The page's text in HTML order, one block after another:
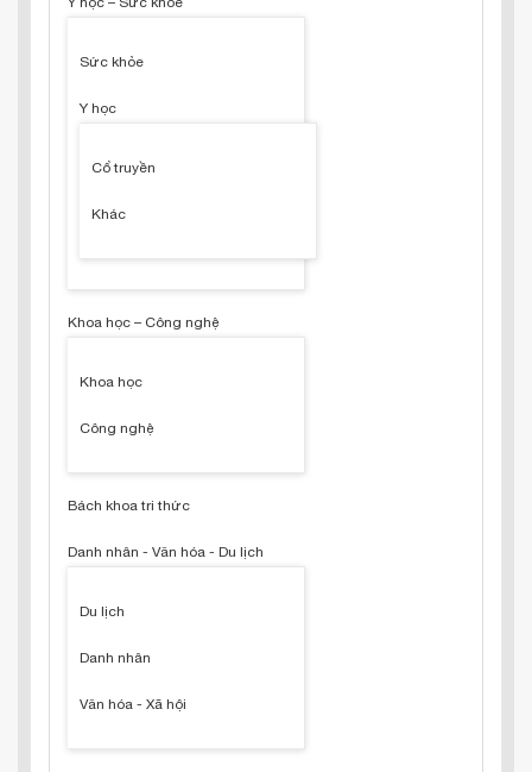
Sức khỏe
Y học
Cổ truyền
Khác
Khoa học – Công nghệ
Khoa học
Công nghệ
Bách khoa tri thức
Danh nhân - Văn hóa - Du lịch
Du lịch
Danh nhân
Văn hóa - Xã hội